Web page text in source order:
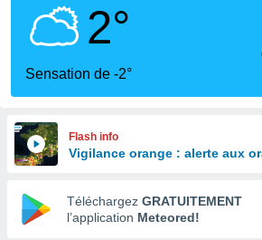
2°
Sensation de -2°
Flash info
Vigilance orange : alerte aux
Téléchargez GRATUITEMENT
l’application Meteored!